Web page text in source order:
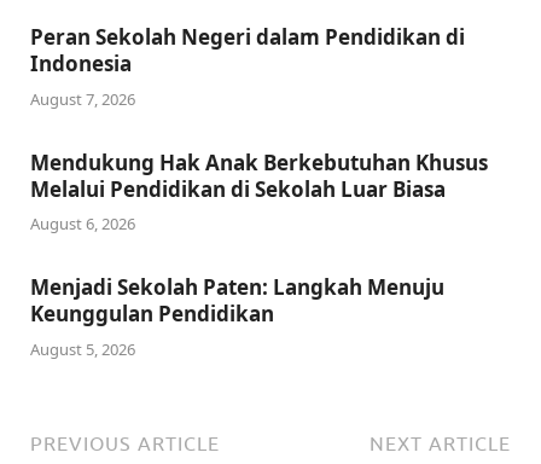
Peran Sekolah Negeri dalam Pendidikan di
Indonesia
August 7, 2026
Mendukung Hak Anak Berkebutuhan Khusus
Melalui Pendidikan di Sekolah Luar Biasa
August 6, 2026
Menjadi Sekolah Paten: Langkah Menuju
Keunggulan Pendidikan
August 5, 2026
PREVIOUS ARTICLE NEXT ARTICLE